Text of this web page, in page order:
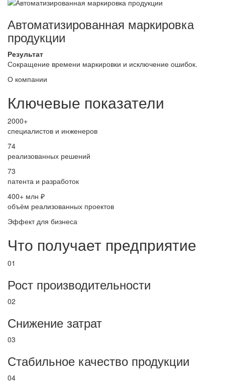
Автоматизированная маркировка
продукции
Результат
Сокращение времени маркировки и исключение ошибок.
О компании
Ключевые показатели
2000+
специалистов и инженеров
74
реализованных решений
73
патента и разработок
400+ млн ₽
объём реализованных проектов
Эффект для бизнеса
Что получает предприятие
01
Рост производительности
02
Снижение затрат
03
Стабильное качество продукции
04